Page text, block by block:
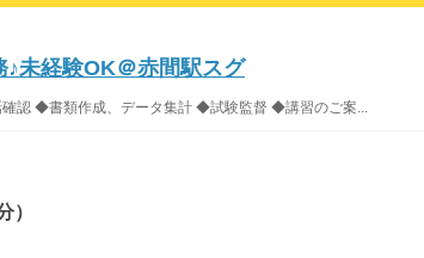
未経験OK＠赤間駅スグ
認 ◆書類作成、データ集計 ◆試験監督 ◆講習のご案...
）